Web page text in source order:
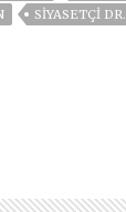
SIYASETÇI